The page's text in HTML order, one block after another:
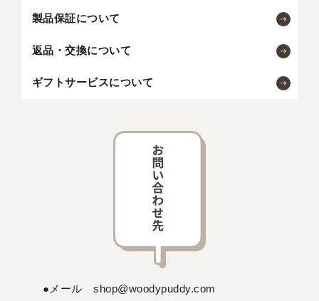
製品保証について
返品・交換について
ギフトサービスについて
●メール shop@woodypuddy.com